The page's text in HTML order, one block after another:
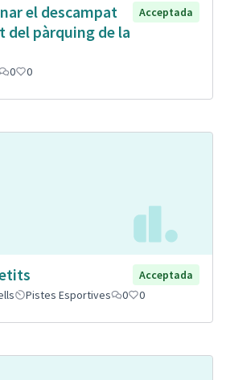
el descampat
del pàrquing de la
Acceptada
0 0
Acceptada
Pistes Esportives 0 0